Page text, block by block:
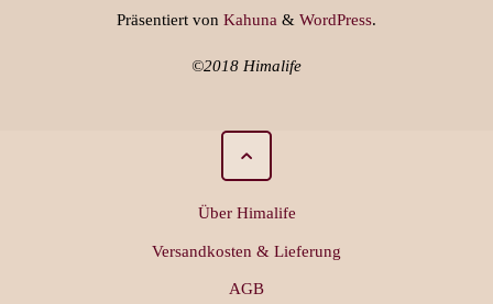
Präsentiert von Kahuna & WordPress.
©2018 Himalife
Über Himalife
Versandkosten & Lieferung
AGB